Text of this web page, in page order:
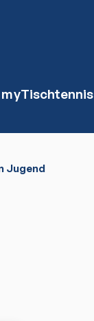
myTischtennis
Jugend